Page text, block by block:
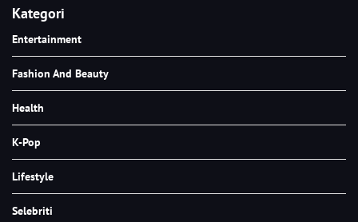
Kategori
Entertainment
Fashion And Beauty
Health
K-Pop
Lifestyle
Selebriti